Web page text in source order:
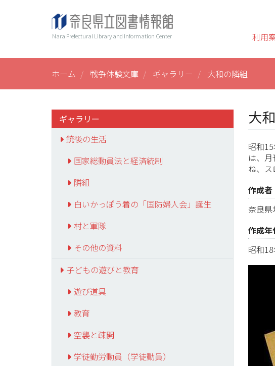
テ
Nara Prefectural Library and Information Center
ー
navigation利用
ホーム 戦争体験文庫 ギャラリー 大和の隣組
ギャラリー
銃後の生活
国家総動員法と経済統制
隣組
白いかっぽう着の「国防婦人会」誕生
村と軍隊
その他の資料
子どもの遊びと教育
遊び道具
教育
空襲と疎開
学徒勤労動員（学徒動員）
大
昭和
は、
ね、
作成者
奈良県
作成年
昭和